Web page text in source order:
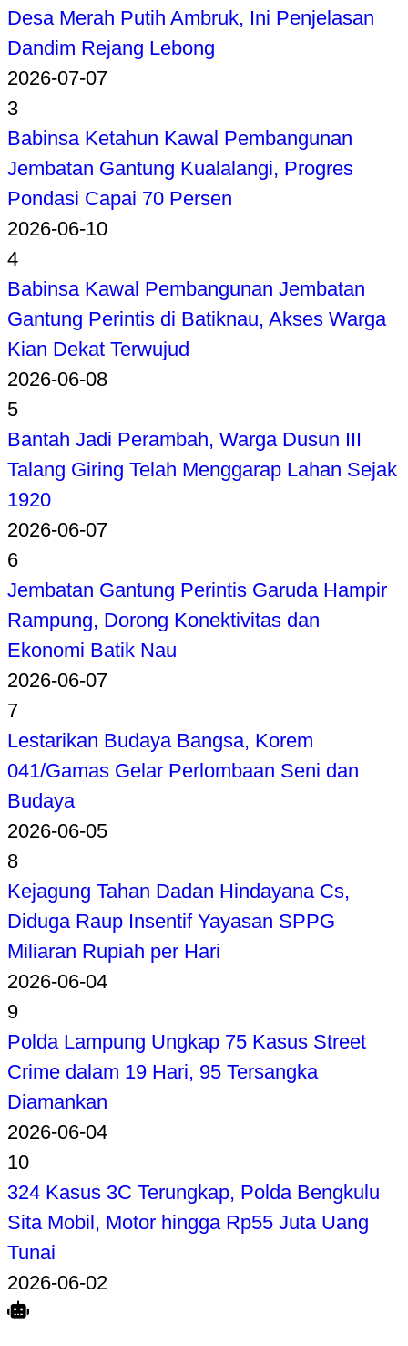
Desa Merah Putih Ambruk, Ini Penjelasan
Dandim Rejang Lebong
2026-07-07
3
Babinsa Ketahun Kawal Pembangunan
Jembatan Gantung Kualalangi, Progres
Pondasi Capai 70 Persen
2026-06-10
4
Babinsa Kawal Pembangunan Jembatan
Gantung Perintis di Batiknau, Akses Warga
Kian Dekat Terwujud
2026-06-08
5
Bantah Jadi Perambah, Warga Dusun III
Talang Giring Telah Menggarap Lahan Sejak
1920
2026-06-07
6
Jembatan Gantung Perintis Garuda Hampir
Rampung, Dorong Konektivitas dan
Ekonomi Batik Nau
2026-06-07
7
Lestarikan Budaya Bangsa, Korem
041/Gamas Gelar Perlombaan Seni dan
Budaya
2026-06-05
8
Kejagung Tahan Dadan Hindayana Cs,
Diduga Raup Insentif Yayasan SPPG
Miliaran Rupiah per Hari
2026-06-04
9
Polda Lampung Ungkap 75 Kasus Street
Crime dalam 19 Hari, 95 Tersangka
Diamankan
2026-06-04
10
324 Kasus 3C Terungkap, Polda Bengkulu
Sita Mobil, Motor hingga Rp55 Juta Uang
Tunai
2026-06-02